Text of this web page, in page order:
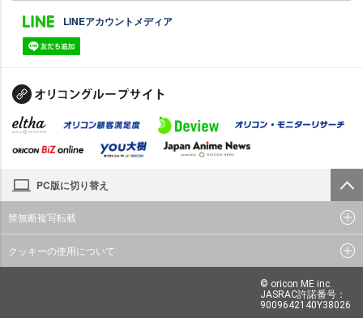
LINEアカウントメディア
PC版に切り替え
禁無断複写転載
クッキーの使用について
© oricon ME inc.
JASRAC許諾番号：
9009642140Y38026